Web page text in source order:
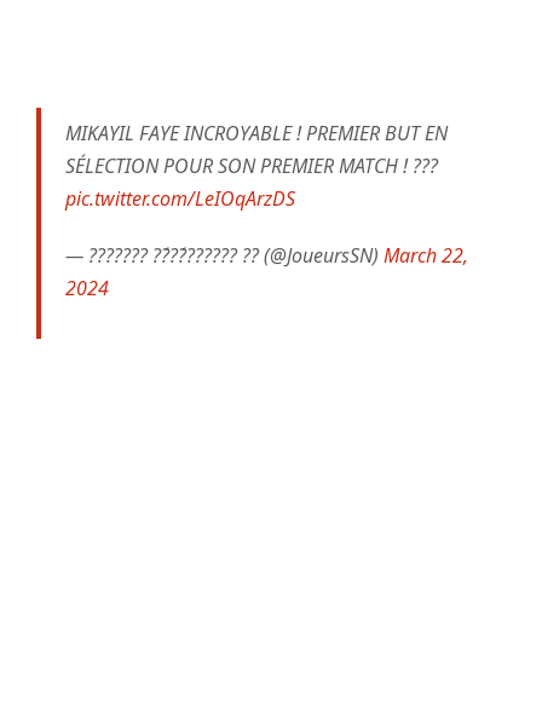
MIKAYIL FAYE INCROYABLE ! PREMIER BUT EN
SÉLECTION POUR SON PREMIER MATCH ! ???
pic.twitter.com/LeIOqArzDS
— ??????? ??́??́?????? ?? (@JoueursSN) March 22,
2024